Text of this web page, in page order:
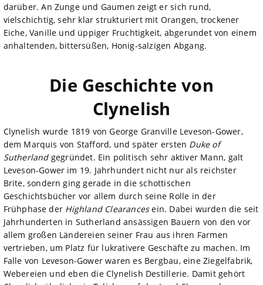
darüber. An Zunge und Gaumen zeigt er sich rund,
vielschichtig, sehr klar strukturiert mit Orangen, trockener
Eiche, Vanille und üppiger Fruchtigkeit, abgerundet von einem
anhaltenden, bittersüßen, Honig-salzigen Abgang.
Die Geschichte von
Clynelish
Clynelish wurde 1819 von George Granville Leveson-Gower,
dem Marquis von Stafford, und später ersten Duke of
Sutherlandgegründet. Ein politisch sehr aktiver Mann, galt
Leveson-Gower im 19. Jahrhundert nicht nur als reichster
Brite, sondern ging gerade in die schottischen
Geschichtsbücher vor allem durch seine Rolle in der
Frühphase der Highland Clearancesein. Dabei wurden die seit
Jahrhunderten in Sutherland ansässigen Bauern von den vor
allem großen Ländereien seiner Frau aus ihren Farmen
vertrieben, um Platz für lukrativere Geschäfte zu machen. Im
Falle von Leveson-Gower waren es Bergbau, eine Ziegelfabrik,
Webereien und eben die Clynelish Destillerie. Damit gehört